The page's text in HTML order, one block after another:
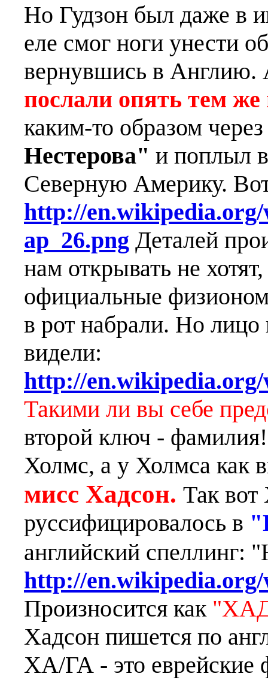
Но Гудзон был даже в
еле смог ноги унести
вернувшись в
послали опять тем
каким-то образом
Нестерова" и поплыл
Северную Америку.
http://
ap_26.png Деталей
нам открывать не
официальные
в рот набрали. Но
видели:
http://
Такими ли вы себе
второй ключ -
Холмс, а у Холмса как
мисс Хадсон. Так вот
руссифицировалось в
английский спеллинг:
http://
Произносится как
Хадсон пишется по
ХА/ГА - это еврейские